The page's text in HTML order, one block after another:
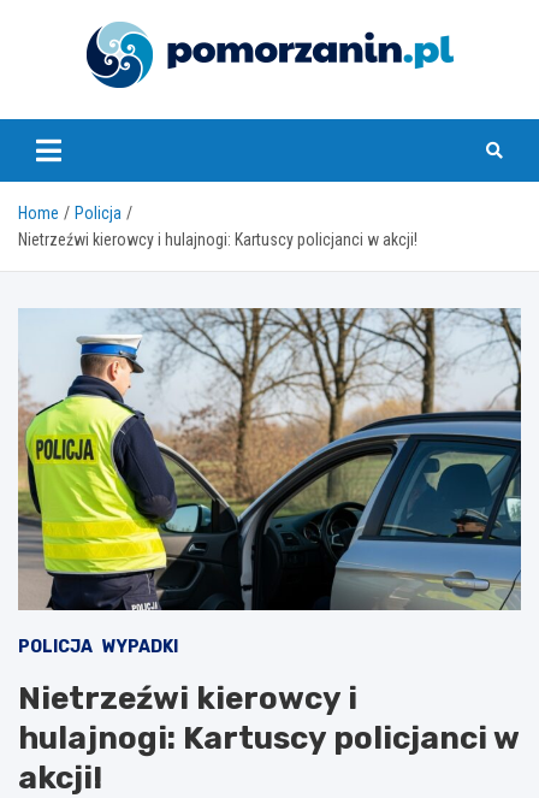
pomorzanin.pl
Home
Policja
Nietrzeźwi kierowcy i hulajnogi: Kartuscy policjanci w akcji!
POLICJA WYPADKI
Nietrzeźwi kierowcy i
hulajnogi: Kartuscy policjanci w
akcji!